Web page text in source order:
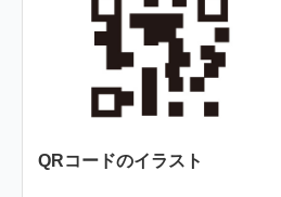
QRコードのイラスト